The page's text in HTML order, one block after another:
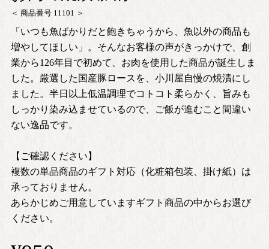
商品番号 11101
「いつも魚ばかりだと飽きちゃうから、魚以外の商品も
増やしてほしい」。そんなお客様の声がきっかけで、創
業から126年目で初めて、お肉を使用した商品が誕生しま
した。厳選した国産豚ロースを、小川屋自慢の焼漬にし
ました。半日以上低温調理でコトコト柔らかく、旨みも
しっかり染み込ませているので、ご飯が進むこと間違い
ない逸品です。
【ご確認ください】
複数の単品商品のギフト対応（化粧箱包装、掛け紙）は
承っておりません。
あらかじめご用意していますギフト商品の中からお選び
ください。